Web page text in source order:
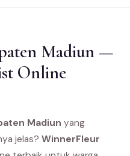
Madiun —
Online
Madiun yang
jelas? WinnerFleur